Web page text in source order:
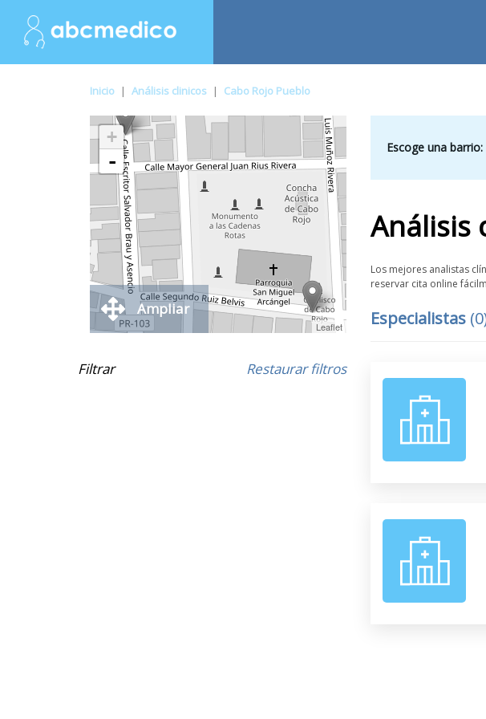
Inicio | Análisis clinicos | Cabo Rojo Pueblo
+
-
Leaflet
Ampliar
Filtrar Restaurar filtros
Escoge una barrio:
Análisis
Los mejores analistas
reservar cita online
Especialistas (0